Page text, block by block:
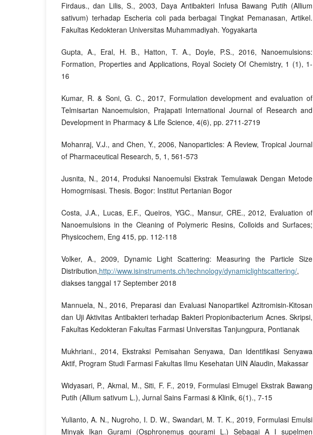
Firdaus., dan Lilis, S., 2003, Daya Antibakteri Infusa Bawang Putih (Allium
sativum) terhadap Escheria coli pada berbagai Tingkat Pemanasan, Artikel.
Fakultas Kedokteran Universitas Muhammadiyah. Yogyakarta
Gupta, A., Eral, H. B., Hatton, T. A., Doyle, P.S., 2016, Nanoemulsions:
Formation, Properties and Applications, Royal Society Of Chemistry, 1 (1), 1-
16
Kumar, R. & Soni, G. C., 2017, Formulation development and evaluation of
Telmisartan Nanoemulsion, Prajapati International Journal of Research and
Development in Pharmacy & Life Science, 4(6), pp. 2711-2719
Mohanraj, V.J., and Chen, Y., 2006, Nanoparticles: A Review, Tropical Journal
of Pharmaceutical Research, 5, 1, 561-573
Jusnita, N., 2014, Produksi Nanoemulsi Ekstrak Temulawak Dengan Metode
Homogrnisasi. Thesis. Bogor: Institut Pertanian Bogor
Costa, J.A., Lucas, E.F., Queiros, YGC., Mansur, CRE., 2012, Evaluation of
Nanoemulsions in the Cleaning of Polymeric Resins, Colloids and Surfaces;
Physicochem, Eng 415, pp. 112-118
Volker, A., 2009, Dynamic Light Scattering: Measuring the Particle Size
Distribution,http://www.isinstruments.ch/technology/dynamiclightscattering/,
diakses tanggal 17 September 2018
Mannuela, N., 2016, Preparasi dan Evaluasi Nanopartikel Azitromisin-Kitosan
dan Uji Aktivitas Antibakteri terhadap Bakteri Propionibacterium Acnes. Skripsi,
Fakultas Kedokteran Fakultas Farmasi Universitas Tanjungpura, Pontianak
Mukhriani., 2014, Ekstraksi Pemisahan Senyawa, Dan Identifikasi Senyawa
Aktif, Program Studi Farmasi Fakultas Ilmu Kesehatan UIN Alaudin, Makassar
Widyasari, P., Akmal, M., Siti, F. F., 2019, Formulasi Elmugel Ekstrak Bawang
Putih (Allium sativum L.), Jurnal Sains Farmasi & Klinik, 6(1)., 7-15
Yulianto, A. N., Nugroho, I. D. W., Swandari, M. T. K., 2019, Formulasi Emulsi
Minyak Ikan Gurami (Osphronemus gourami L.) Sebagai A I supelmen